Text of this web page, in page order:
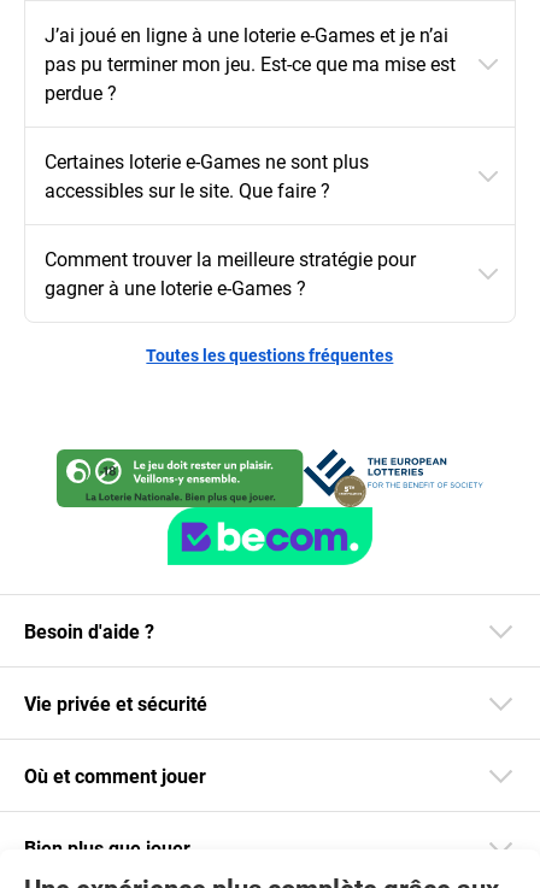
J’ai joué en ligne à une loterie e-Games et je n’ai
pas pu terminer mon jeu. Est-ce que ma mise est
perdue ?
Certaines loterie e-Games ne sont plus
accessibles sur le site. Que faire ?
Comment trouver la meilleure stratégie pour
gagner à une loterie e-Games ?
Toutes les questions fréquentes
Besoin d'aide ?
Vie privée et sécurité
Où et comment jouer
Bien plus que jouer